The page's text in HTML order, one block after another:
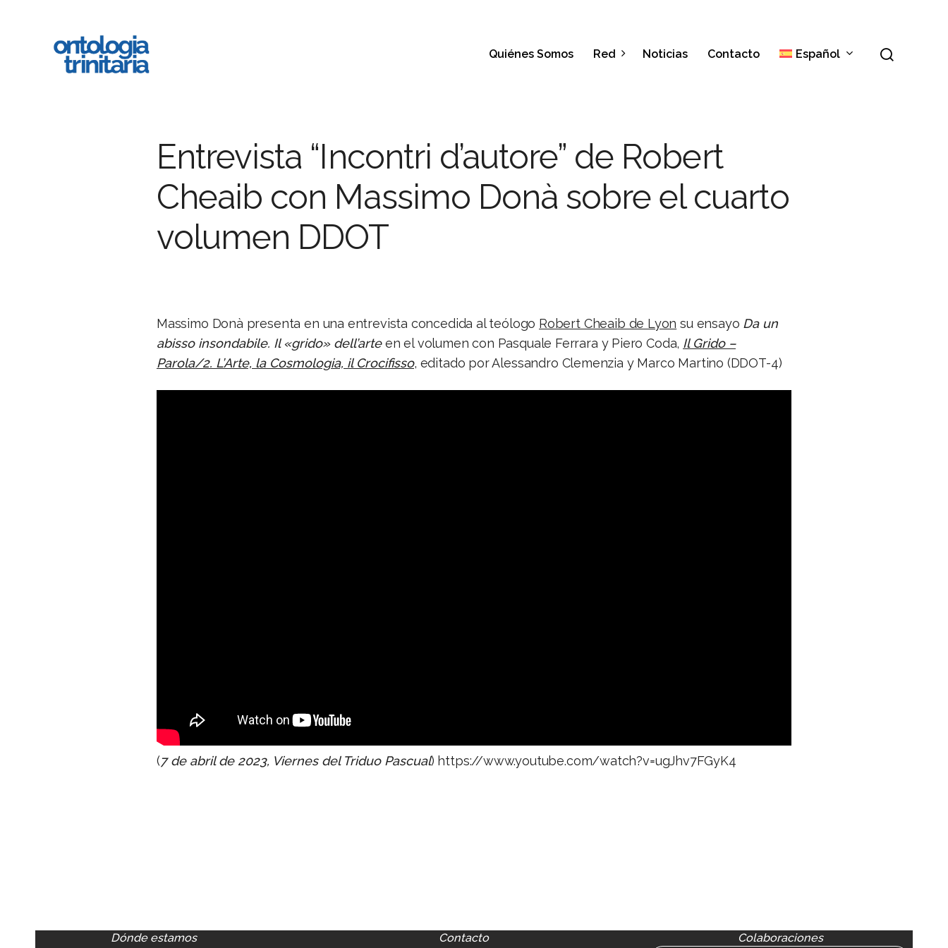
Quiénes Somos Red Noticias Contacto Español
Entrevista “Incontri d’autore” de Robert
Cheaib con Massimo Donà sobre el cuarto
volumen DDOT
Massimo Donà presenta en una entrevista concedida al teólogo Robert Cheaib de Lyon su ensayo Da un
abisso insondabile. Il «grido» dell’arteen el volumen con Pasquale Ferrara y Piero Coda, Il Grido –
Parola/2. L’Arte, la Cosmologia, il Crocifisso, editado por Alessandro Clemenzia y Marco Martino (DDOT-4)
(7 de abril de 2023, Viernes del Triduo Pascual) https://www.youtube.com/watch?v=ugJhv7FGyK4
Dónde estamos
Contacto
Colaboraciones